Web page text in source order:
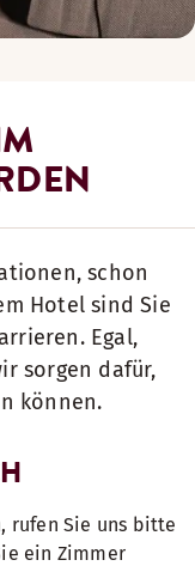
schon
Hotel sind Sie
Egal,
sorgen dafür,
können.
rufen Sie uns bitte
ein Zimmer